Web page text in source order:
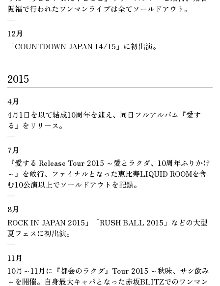
阪福で行われたワンマンライブは全てソールドアウト。
12月
「COUNTDOWN JAPAN 14/15」に初出演。
2015
4月
4月1日を以て結成10周年を迎え、同日フルアルバム『愛す
る』をリリース。
7月
『愛する Release Tour 2015 ～愛とラクダ、10周年ふりかけ
～』を敢行、ファイナルとなった恵比寿LIQUID ROOMを含
む10公演以上でソールドアウトを記録。
8月
ROCK IN JAPAN 2015」「RUSH BALL 2015」などの大型
夏フェスに初出演。
11月
10月～11月に『都会のラクダ』Tour 2015 ～秋味、サシ飲み
～を開催。自身最大キャパとなった赤坂BLITZでのワンマン